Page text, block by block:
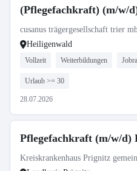
(Pflegefachkraft) (m/w/
cusanus trägergesellschaft trier
Heiligenwald
Vollzeit Weiterbildungen
Urlaub >= 30
28.07.2026
Pflegefachkraft (m/w/d)
Kreiskrankenhaus Prignitz